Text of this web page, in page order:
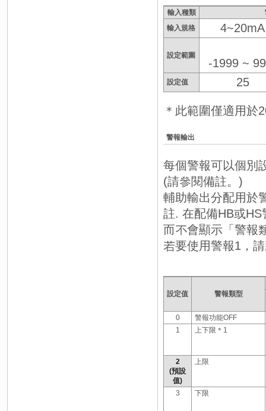
輸入種類
輸入規格
4~20mA
設定範圍
-1999 ~
設定值 25
＊此範圍僅適用於
警報輸出
每個警報可以個別
(請參閱備註。)
輔助輸出分配用於
註. 在配備HB或
而不會顯示「警報
若要使用警報1，
設定值 警報類型
0
警報功能OFF
1
上下限＊1
2
(預設
值)
上限
3 下限